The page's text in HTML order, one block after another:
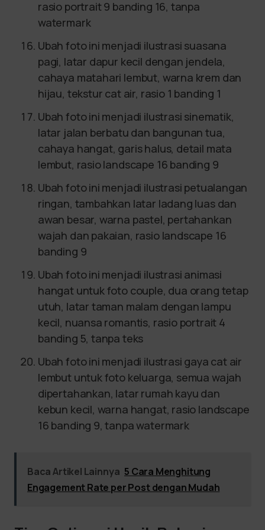
rasio portrait 9 banding 16, tanpa
watermark
Ubah foto ini menjadi ilustrasi suasana
pagi, latar dapur kecil dengan jendela,
cahaya matahari lembut, warna krem dan
hijau, tekstur cat air, rasio 1 banding 1
Ubah foto ini menjadi ilustrasi sinematik,
latar jalan berbatu dan bangunan tua,
cahaya hangat, garis halus, detail mata
lembut, rasio landscape 16 banding 9
Ubah foto ini menjadi ilustrasi petualangan
ringan, tambahkan latar ladang luas dan
awan besar, warna pastel, pertahankan
wajah dan pakaian, rasio landscape 16
banding 9
Ubah foto ini menjadi ilustrasi animasi
hangat untuk foto couple, dua orang tetap
utuh, latar taman malam dengan lampu
kecil, nuansa romantis, rasio portrait 4
banding 5, tanpa teks
Ubah foto ini menjadi ilustrasi gaya cat air
lembut untuk foto keluarga, semua wajah
dipertahankan, latar rumah kayu dan
kebun kecil, warna hangat, rasio landscape
16 banding 9, tanpa watermark
Baca Artikel Lainnya 5 Cara Menghitung
Engagement Rate per Post dengan Mudah